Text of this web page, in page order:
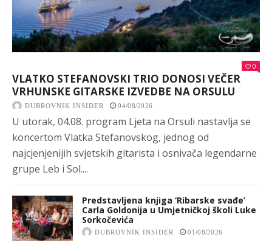
0
VLATKO STEFANOVSKI TRIO DONOSI VEČER
VRHUNSKE GITARSKE IZVEDBE NA ORSULU
DUBROVNIK INSIDER 04/08/2026
U utorak, 04.08. program Ljeta na Orsuli nastavlja se
koncertom Vlatka Stefanovskog, jednog od
najcjenjenijih svjetskih gitarista i osnivača legendarne
grupe Leb i Sol....
Predstavljena knjiga ‘Ribarske svađe’
Carla Goldonija u Umjetničkoj školi Luke
Sorkočevića
DUBROVNIK INSIDER 01/08/2026